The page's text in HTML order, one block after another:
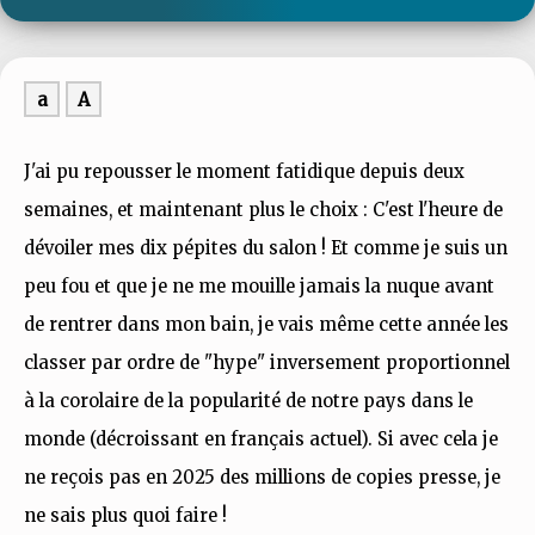
a A
J'ai pu repousser le moment fatidique depuis deux
semaines, et maintenant plus le choix : C'est l'heure de
dévoiler mes dix pépites du salon ! Et comme je suis un
peu fou et que je ne me mouille jamais la nuque avant
de rentrer dans mon bain, je vais même cette année les
classer par ordre de "hype" inversement proportionnel
à la corolaire de la popularité de notre pays dans le
monde (décroissant en français actuel). Si avec cela je
ne reçois pas en 2025 des millions de copies presse, je
ne sais plus quoi faire !